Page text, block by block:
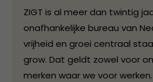
ZIGT is al meer dan twintig
onafhankelijke bureau van
vrijheid en groei centraal
grow. Dat geldt zowel voor
merken waar we voor